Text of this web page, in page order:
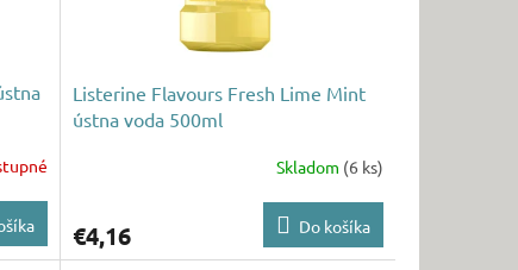
Listerine Flavours Fresh Lime Mint
ústna voda 500ml
Skladom (6 ks)
€4,16 Do košíka